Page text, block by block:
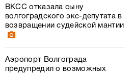
ВКСС отказала сыну
волгоградского экс-депутата в
возвращении судейской мантии
Аэропорт Волгограда
предупредил о возможных